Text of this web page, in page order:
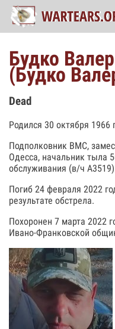
Будко
(Будко
Dead
Родился 30 октября 1966
Подполковник ВМС,
Одесса, начальник тыла
обслуживания (в/ч
Погиб 24 февраля 2022
результате обстрела.
Похоронен 7 марта 2022
Ивано-Франковской